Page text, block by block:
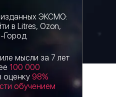
изданных ЭКСМО:
в Litres, Ozon,
Город
мысли за 7 лет
100 000
оценку 98%
обучением